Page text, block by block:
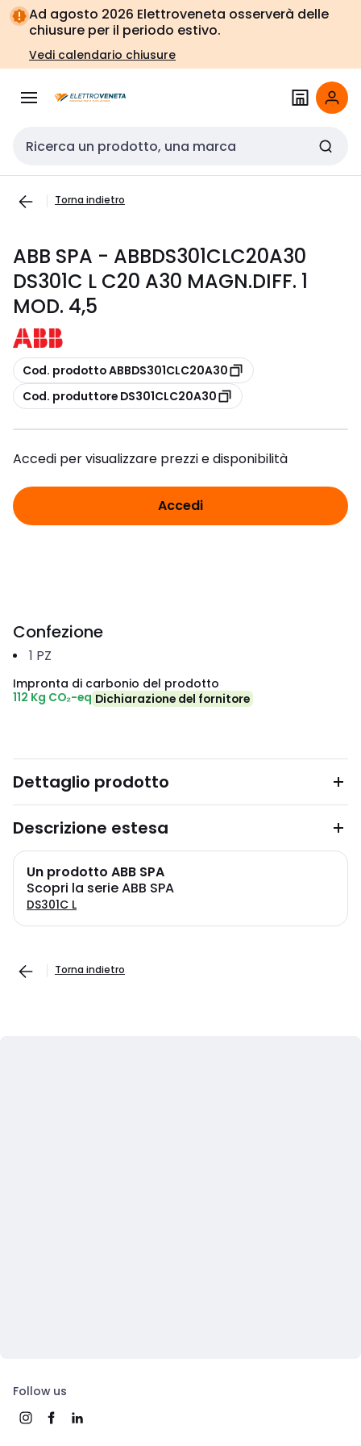
Vai alla
navigazione
Vai
alla
pagina
Ad agosto 2026 Elettroveneta osserverà delle
chiusure per il periodo estivo.
Vedi calendario chiusure
Cerca input
Torna indietro
ABB SPA - ABBDS301CLC20A30
DS301C L C20 A30 MAGN.DIFF. 1
MOD. 4,5
copia
Cod. prodotto ABBDS301CLC20A30
copia
Cod. produttore DS301CLC20A30
Accedi per visualizzare prezzi e disponibilità
Accedi
Confezione
1 PZ
Impronta di carbonio del prodotto
112 Kg CO₂-eq Dichiarazione del fornitore
Dettaglio prodotto
Descrizione estesa
Un prodotto ABB SPA
Scopri la serie ABB SPA
DS301C L
Torna indietro
Follow us